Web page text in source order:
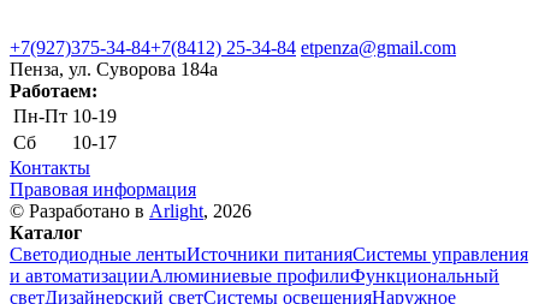
+7(927)375-34-84+7(8412) 25-34-84 etpenza@gmail.com
Пенза, ул. Cуворова 184а
Работаем:
Пн-Пт 10-19
Сб
10-17
Контакты
Правовая информация
© Разработано в Arlight, 2026
Каталог
Светодиодные лентыИсточники питанияСистемы управления
и автоматизацииАлюминиевые профилиФункциональный
светДизайнерский светСистемы освещенияНаружное